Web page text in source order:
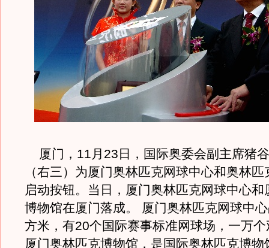
厦门，11月23日，国际奥委会副主席猪
（右三）为厦门奥林匹克网球中心和奥林
启动按钮。当日，厦门奥林匹克网球中心和
博物馆在厦门落成。 厦门奥林匹克网球中
方米，有20个国际赛事标准网球场，一万
厦门奥林匹克博物馆，是国际奥林匹克博物